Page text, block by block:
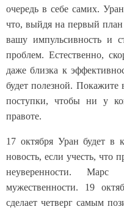
очередь в себе самих.
что, выйдя на первый план
вашу импульсивность и
проблем. Естественно,
даже близка к
будет полезной.
поступки, чтобы ни у
правоте.
17 октября Уран будет в
новость, если учесть, что
неуверенности.
мужественности. 19
сделает четверг самым